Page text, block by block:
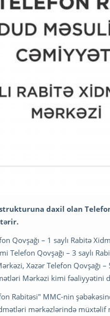
daxil olan
Qovşağı – 1 saylı Rabitə
Telefon Qovşağı – 3 saylı
Xəzər Telefon Qovşağı
Mərkəzi kimi fəaliyyətini
Rabitəsi" MMC-nin
mərkəzlərində